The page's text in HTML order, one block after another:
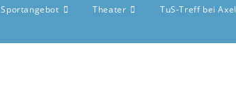
Sportangebot Theater TuS-Treff bei Axel